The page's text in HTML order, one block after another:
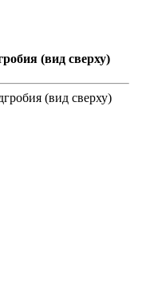
(вид сверху)